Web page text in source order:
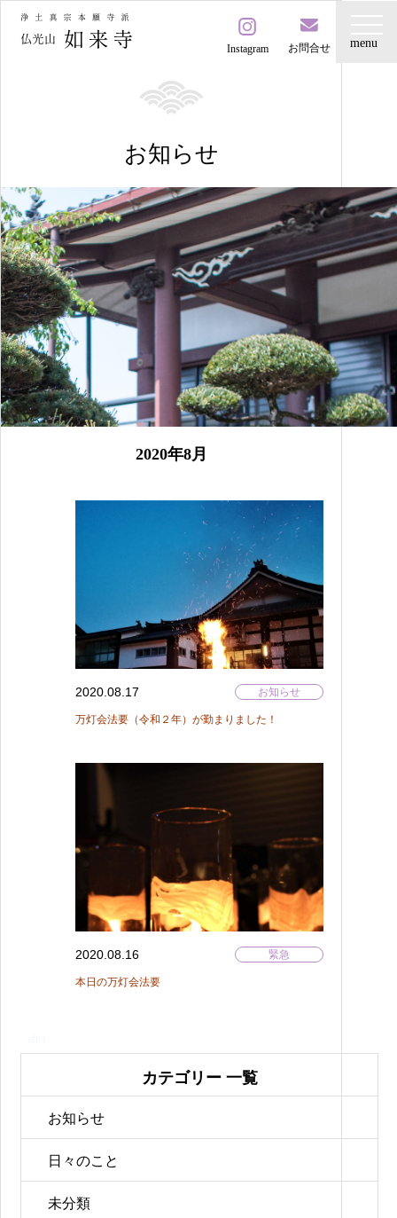
Instagram お問合せ
お知らせ
2020年8月
2020.08.17 お知らせ
万灯会法要（令和２年）が勤まりました！
2020.08.16 緊急
本日の万灯会法要
カテゴリー 一覧
お知らせ
日々のこと
未分類